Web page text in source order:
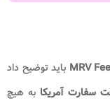
MRV Fee​ باید توضیح داد
سفارت آمریکابه هیچ